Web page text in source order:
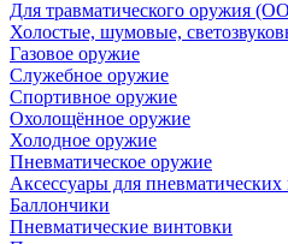
Для травматического оружия
Холостые, шумовые,
Газовое оружие
Служебное оружие
Спортивное оружие
Охолощённое оружие
Холодное оружие
Пневматическое оружие
Аксессуары для пневматических
Баллончики
Пневматические винтовки